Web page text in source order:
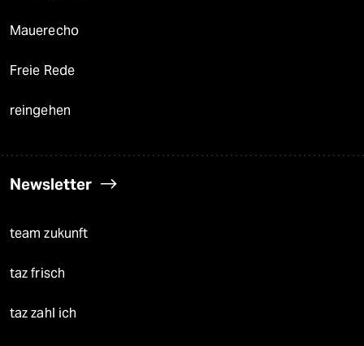
Mauerecho
Freie Rede
reingehen
Newsletter
team zukunft
taz frisch
taz zahl ich